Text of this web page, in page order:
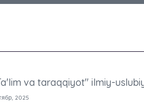
va taraqqiyot" ilmiy-
2025